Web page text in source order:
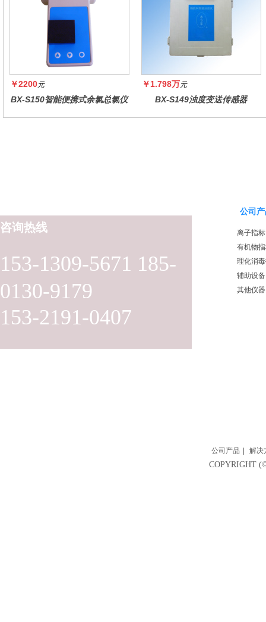
￥2200元
BX-S150智能便携式余氯总氯仪
￥1.798万元
BX-S149浊度变送传感器
153-1309-5671 185-
0130-9179
153-2191-0407
咨询热线
公司
离子指标
有机物
理化消
辅助设备
其他仪器
公司产品 解决
COPYRIGHT